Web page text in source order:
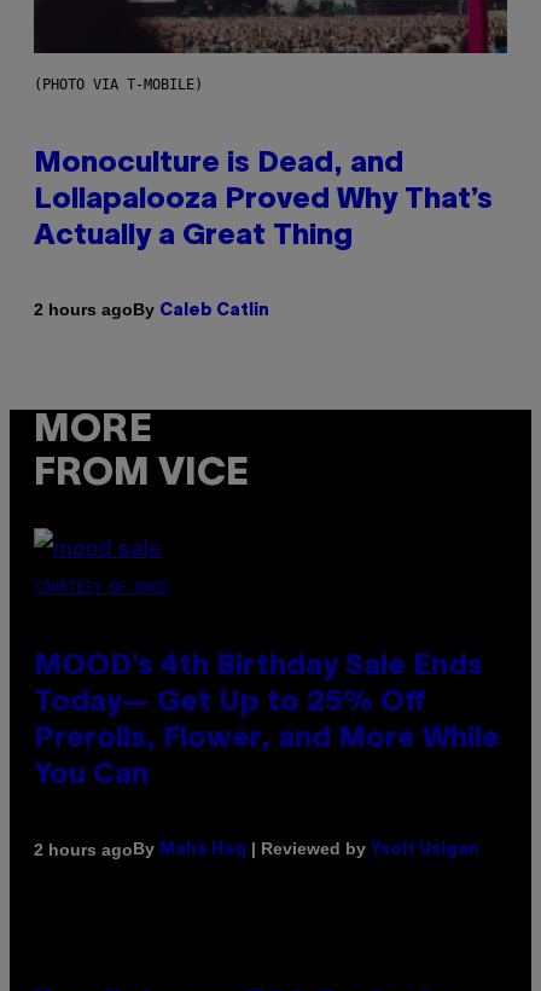
(PHOTO VIA T-MOBILE)
Monoculture is Dead, and
Lollapalooza Proved Why That’s
Actually a Great Thing
2 hours agoBy Caleb Catlin
MORE
FROM VICE
COURTESY OF MOOD
MOOD’s 4th Birthday Sale Ends
Today— Get Up to 25% Off
Prerolls, Flower, and More While
You Can
2 hours agoBy Maha Haq | Reviewed by Ysolt Usigan